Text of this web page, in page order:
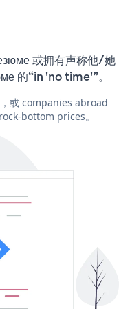
或拥有声称他/她
的“in 'no time'”。
或 companies abroad
bottom prices。